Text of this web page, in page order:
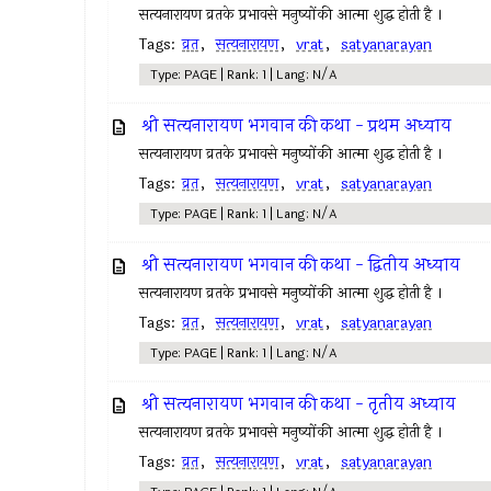
सत्यनारायण व्रतके प्रभावसे मनुष्योंकी आत्मा शुद्ध होती है ।
Tags: व्रत, सत्यनारायण, vrat, satyanarayan
Type: PAGE | Rank: 1 | Lang: N/A
श्री सत्यनारायण भगवान की कथा - प्रथम अध्याय
सत्यनारायण व्रतके प्रभावसे मनुष्योंकी आत्मा शुद्ध होती है ।
Tags: व्रत, सत्यनारायण, vrat, satyanarayan
Type: PAGE | Rank: 1 | Lang: N/A
श्री सत्यनारायण भगवान की कथा - द्वितीय अध्याय
सत्यनारायण व्रतके प्रभावसे मनुष्योंकी आत्मा शुद्ध होती है ।
Tags: व्रत, सत्यनारायण, vrat, satyanarayan
Type: PAGE | Rank: 1 | Lang: N/A
श्री सत्यनारायण भगवान की कथा - तृतीय अध्याय
सत्यनारायण व्रतके प्रभावसे मनुष्योंकी आत्मा शुद्ध होती है ।
Tags: व्रत, सत्यनारायण, vrat, satyanarayan